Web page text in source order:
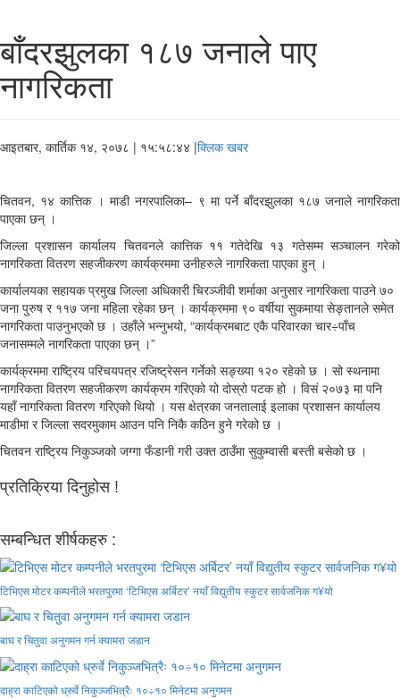
बाँदरझुलका १८७ जनाले पाए
नागरिकता
आइतबार, कार्तिक १४, २०७८ | १५:५८:४४ |क्लिक खबर
चितवन, १४ कात्तिक । माडी नगरपालिका– ९ मा पर्ने बाँदरझुलका १८७ जनाले नागरिकता
पाएका छन् ।
जिल्ला प्रशासन कार्यालय चितवनले कात्तिक ११ गतेदेखि १३ गतेसम्म सञ्चालन गरेको
नागरिकता वितरण सहजीकरण कार्यक्रममा उनीहरुले नागरिकता पाएका हुन् ।
कार्यालयका सहायक प्रमुख जिल्ला अधिकारी चिरञ्जीवी शर्माका अनुसार नागरिकता पाउने ७०
जना पुरुष र ११७ जना महिला रहेका छन् । कार्यक्रममा ९० वर्षीया सुकमाया सेङ्तानले समेत
नागरिकता पाउनुभएको छ । उहाँले भन्नुभयो, “कार्यक्रमबाट एकै परिवारका चार÷पाँच
जनासम्मले नागरिकता पाएका छन् ।”
कार्यक्रममा राष्ट्रिय परिचयपत्र रजिष्ट्रेसन गर्नेको सङ्ख्या १२० रहेको छ । सो स्थनामा
नागरिकता वितरण सहजीकरण कार्यक्रम गरिएको यो दोस्रो पटक हो । विसं २०७३ मा पनि
यहाँ नागरिकता वितरण गरिएको थियो । यस क्षेत्रका जनतालाई इलाका प्रशासन कार्यालय
माडीमा र जिल्ला सदरमुकाम आउन पनि निकै कठिन हुने गरेको छ ।
चितवन राष्ट्रिय निकुञ्जको जग्गा फँडानी गरी उक्त ठाउँमा सुकुम्वासी बस्ती बसेको छ ।
प्रतिक्रिया दिनुहोस !
सम्बन्धित शीर्षकहरु :
टिभिएस मोटर कम्पनीले भरतपुरमा ‘टिभिएस अर्बिटर’ नयाँ विद्युतीय स्कुटर सार्वजनिक ग¥यो
बाघ र चितुवा अनुगमन गर्न क्यामरा जडान
दाह्रा काटिएको ध्रुर्वे निकुञ्जभित्रैः १०÷१० मिनेटमा अनुगमन